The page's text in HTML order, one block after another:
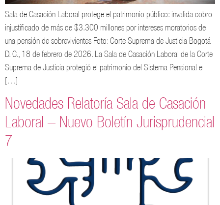
Sala de Casación Laboral protege el patrimonio público: invalida cobro
injustificado de más de $3.300 millones por intereses moratorios de
una pensión de sobrevivientes Foto: Corte Suprema de Justicia Bogotá
D. C., 18 de febrero de 2026. La Sala de Casación Laboral de la Corte
Suprema de Justicia protegió el patrimonio del Sistema Pensional e
[…]
Novedades Relatoría Sala de Casación
Laboral – Nuevo Boletín Jurisprudencial
7